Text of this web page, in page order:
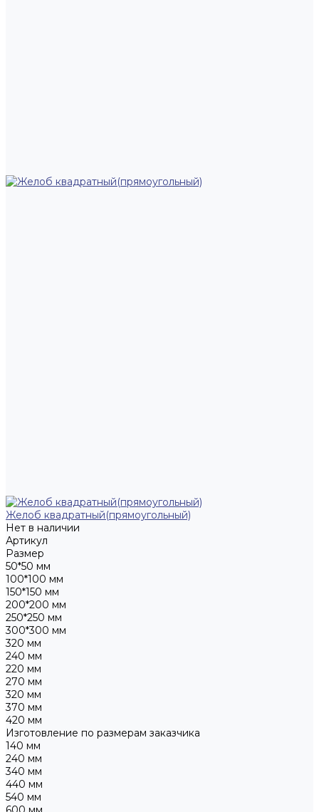
Желоб квадратный(прямоугольный)
Нет в наличии
Артикул
Размер
50*50 мм
100*100 мм
150*150 мм
200*200 мм
250*250 мм
300*300 мм
320 мм
240 мм
220 мм
270 мм
320 мм
370 мм
420 мм
Изготовление по размерам заказчика
140 мм
240 мм
340 мм
440 мм
540 мм